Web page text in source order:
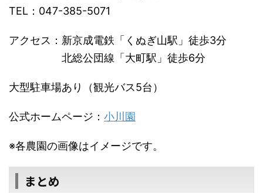
TEL：047-385-5071
アクセス：新京成電鉄「くぬぎ山駅」徒歩3分
北総公団線「大町駅」徒歩6分
大型駐車場あり（観光バス5台）
公式ホームページ： 小川園
※各農園の画像はイメージです。
まとめ